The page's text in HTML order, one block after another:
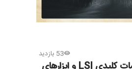
53 بازدید